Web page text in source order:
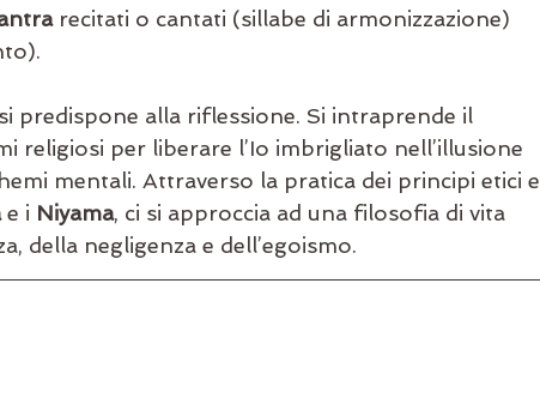
recitati o cantati (sillabe di armonizzazione)
predispone alla riflessione. Si intraprende il
religiosi per liberare l’Io imbrigliato nell’illusione
mentali. Attraverso la pratica dei principi etici e
e i Niyama, ci si approccia ad una filosofia di vita
della negligenza e dell’egoismo.